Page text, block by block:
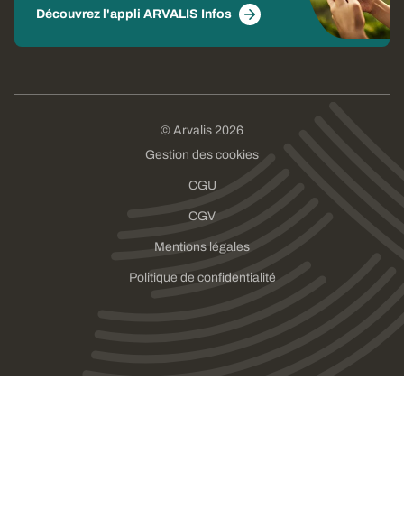
Découvrez l'appli ARVALIS Infos
© Arvalis 2026
Gestion des cookies
CGU
CGV
Mentions légales
Politique de confidentialité